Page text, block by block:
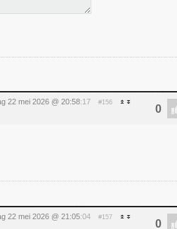
22 mei 2026 @ 20:58:17 #156
22 mei 2026 @ 21:05:04 #157